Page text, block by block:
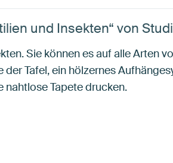
und Insekten“ von
Sie können es auf alle Arten
Tafel, ein hölzernes
nahtlose Tapete drucken.